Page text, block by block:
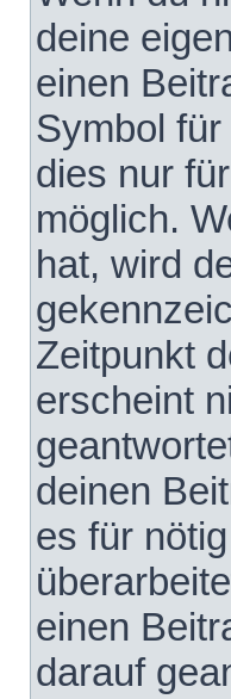
deine
einen
Symbol
dies nur
möglich.
hat, wird
Zeitpunkt
erscheint
deinen
es für
einen
darauf